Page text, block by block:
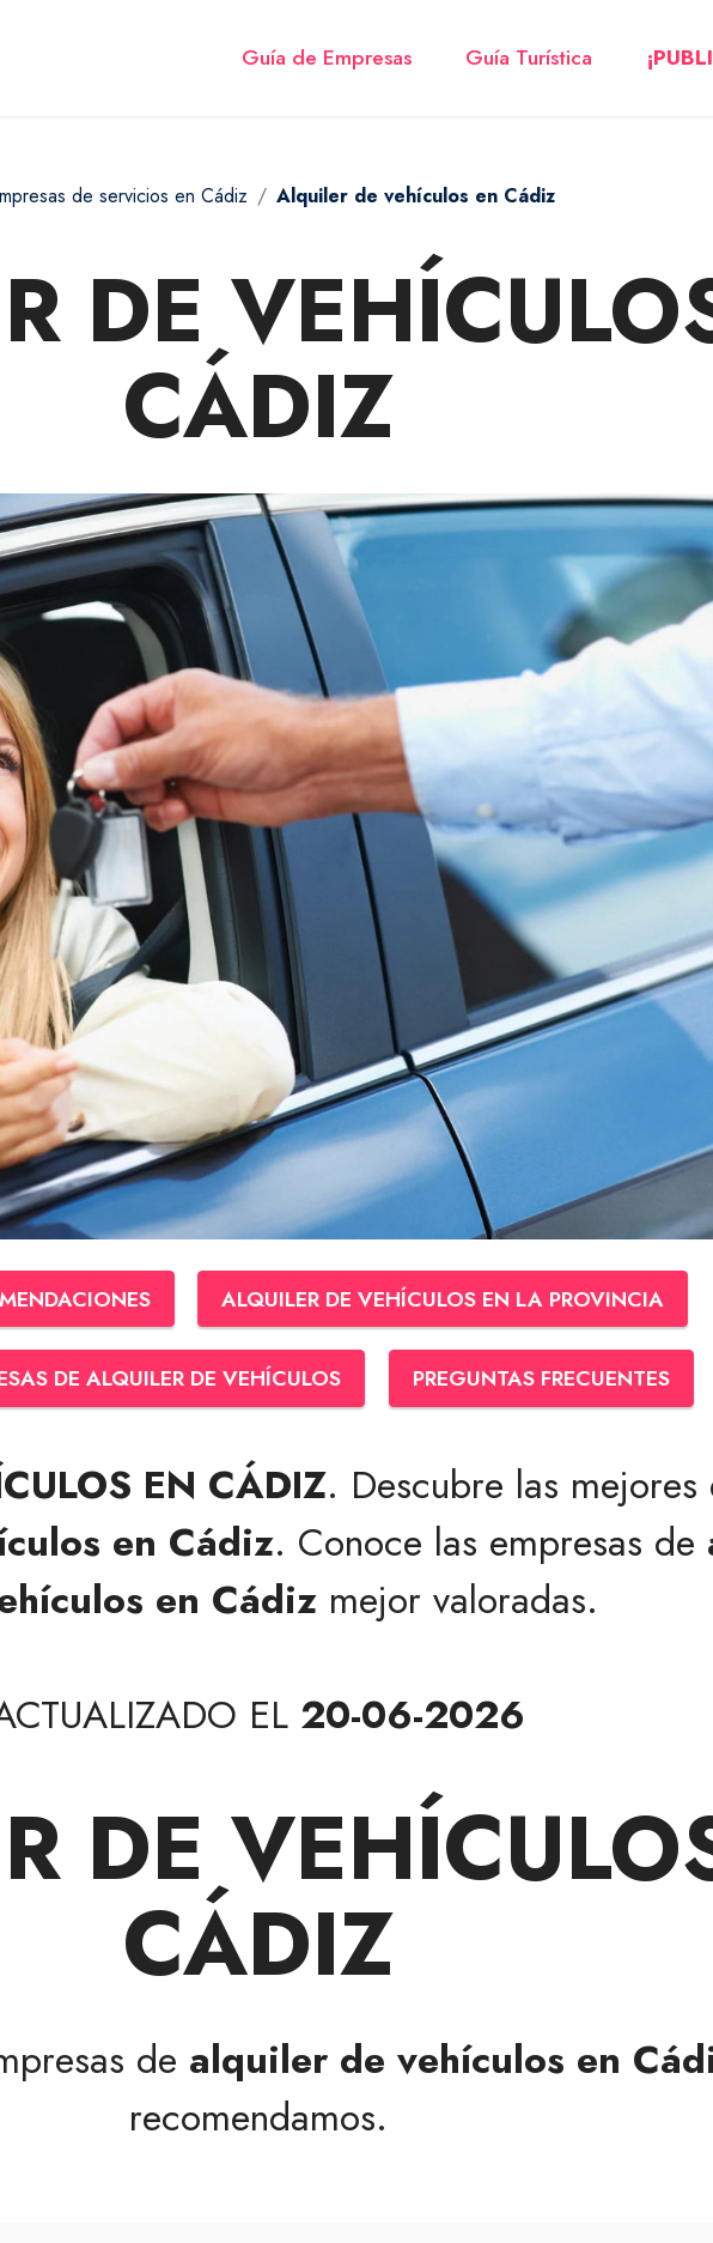
Guía de Empresas Guía Turística
de servicios en Cádiz Alquiler de vehículos en Cádiz
DE
CÁDIZ
ALQUILER DE VEHÍCULOS EN LA PROVINCIA
DE ALQUILER DE VEHÍCULOS PREGUNTAS FRECUENTES
EN CÁDIZ. Descubre las mejores
en Cádiz. Conoce las empresas de
en Cádiz mejor valoradas.
EL 20-06-2026
DE
CÁDIZ
de alquiler de vehículos en
recomendamos.